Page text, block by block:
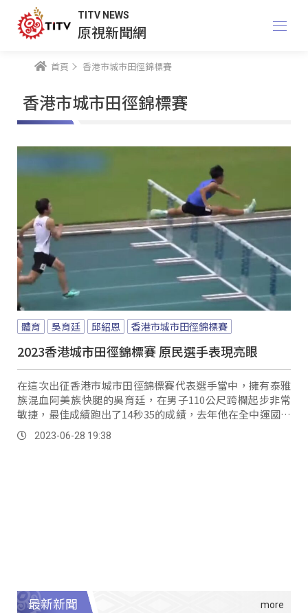
TITV NEWS
原視新聞網
首頁 香港市城市田徑錦標賽
香港市城市田徑錦標賽
體育 吳育廷 邱紹恩 香港市城市田徑錦標賽
2023香港城市田徑錦標賽 原民選手表現亮眼
在這次出征香港市城市田徑錦標賽代表選手當中，擁有泰雅
族混血阿美族快腿的吳育廷，在男子110公尺跨欄起步非常
敏捷，最佳成績跑出了14秒35的成績，去年他在全中運國男
組110公尺跨欄、400公尺跨欄包辦雙...。
2023-06-28 19:38
最新新聞